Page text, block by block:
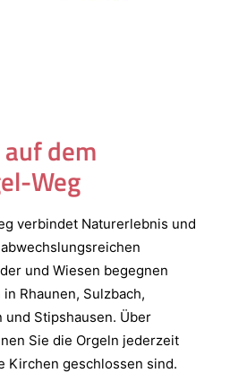
dem
Weg
verbindet Naturerlebnis und
und Wiesen begegnen
Rhaunen, Sulzbach,
und Stipshausen. Über
Sie die Orgeln jederzeit
Kirchen geschlossen sind.